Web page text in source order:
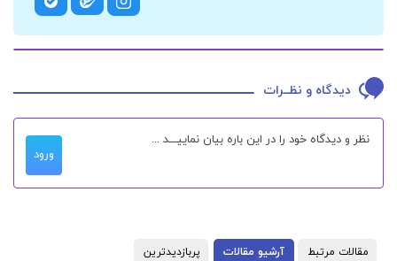
دیدگاه و نظــرات
ورود
مقالات مرتبط آرشیو مقالات پربازدیدترین